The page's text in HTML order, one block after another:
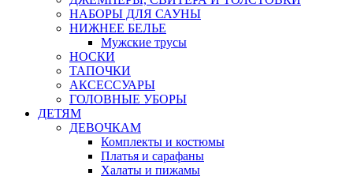
НАБОРЫ ДЛЯ САУНЫ
НИЖНЕЕ БЕЛЬЕ
Мужские трусы
НОСКИ
ТАПОЧКИ
АКСЕССУАРЫ
ГОЛОВНЫЕ УБОРЫ
ДЕТЯМ
ДЕВОЧКАМ
Комплекты и костюмы
Платья и сарафаны
Халаты и пижамы